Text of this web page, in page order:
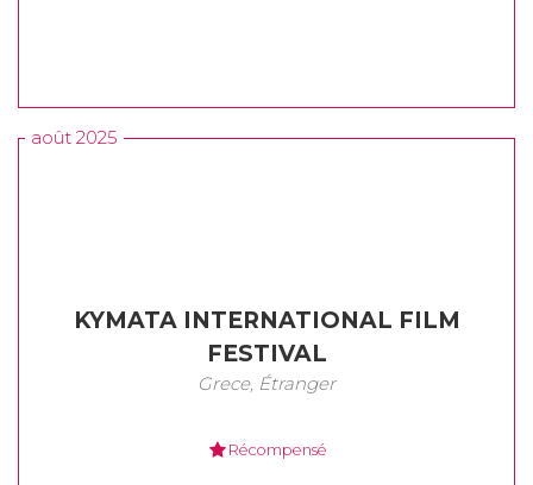
août 2025
KYMATA INTERNATIONAL FILM
FESTIVAL
Grece, Étranger
Récompensé